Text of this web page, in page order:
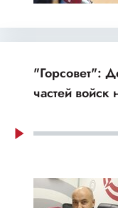
"Горсовет":
частей войск